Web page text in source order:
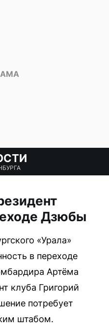
Дзюбы
«Урала»
в переходе
Артёма
клуба Григорий
потребует
штабом.